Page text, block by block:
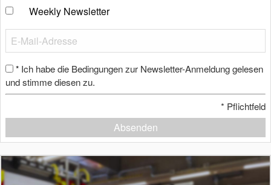
Weekly Newsletter
* Ich habe die Bedingungen zur Newsletter-Anmeldung gelesen
und stimme diesen zu.
* Pflichtfeld
Absenden